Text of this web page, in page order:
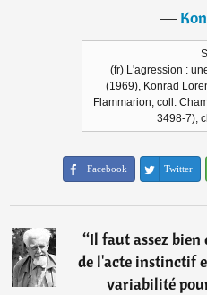
―
(fr) L'agression :
(1969), Konrad
Flammarion, coll.
3498-7),
Facebook Twitter
“Il faut assez
de l'acte instinctif
variabilité